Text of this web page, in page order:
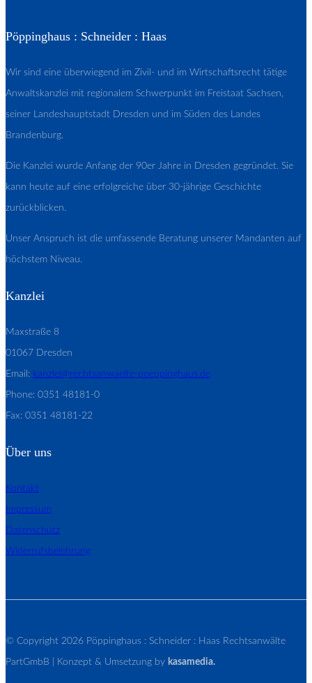
Pöppinghaus : Schneider : Haas
Wir sind eine überwiegend im Zivil- und im Wirtschaftsrecht tätige
Anwaltskanzlei mit regionalem Schwerpunkt im Freistaat Sachsen,
seiner Landeshauptstadt Dresden und im Süden des Landes
Brandenburg.
Die Kanzlei wurde Anfang der 90er Jahre in Dresden gegründet. Sie
kann heute auf eine erfolgreiche über 30-jährige Geschichte
zurückblicken.
Unser Anspruch ist die umfassende Beratung unserer Mandanten auf
höchstem Niveau.
Kanzlei
Maxstraße 8
01067 Dresden
Email: kanzlei@rechtsanwaelte-poeppinghaus.de
Phone: 0351 48181-0
Fax: 0351 48181-22
Über uns
Kontakt
Impressum
Datenschutz
Widerrufsbelehrung
© Copyright 2026 Pöppinghaus : Schneider : Haas Rechtsanwälte
PartGmbB | Konzept & Umsetzung by kasamedia.